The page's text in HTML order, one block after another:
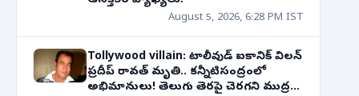
August 5, 2026, 6:28 PM IST
Tollywood villain: టాలీవుడ్ ఐకానిక్ విలన్
ప్రదీప్ రావత్ మృతి.. కన్నీటిసంద్రంలో
అభిమానులు! తెలుగు తెరపై చెరగని ముద్ర...